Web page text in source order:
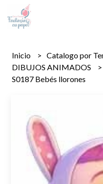
Inicio
Catalogo por
DIBUJOS ANIMADOS
S0187 Bebés llorones